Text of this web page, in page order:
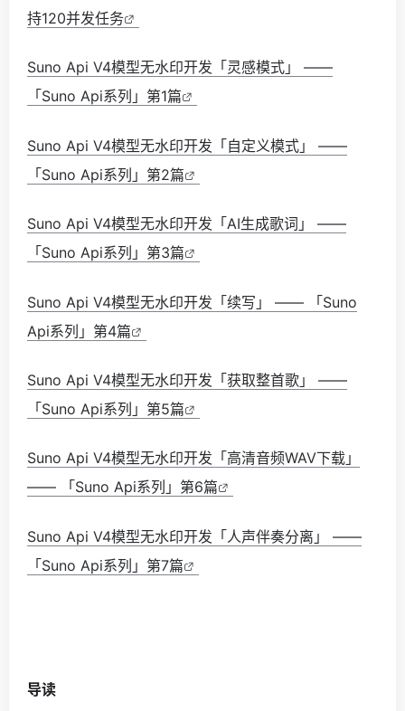
持120并发任务
Suno Api V4模型无水印开发「灵感模式」 ——
「Suno Api系列」第1篇
Suno Api V4模型无水印开发「自定义模式」 ——
「Suno Api系列」第2篇
Suno Api V4模型无水印开发「AI生成歌词」 ——
「Suno Api系列」第3篇
Suno Api V4模型无水印开发「续写」 —— 「Suno
Api系列」第4篇
Suno Api V4模型无水印开发「获取整首歌」 ——
「Suno Api系列」第5篇
Suno Api V4模型无水印开发「高清音频WAV下载」
—— 「Suno Api系列」第6篇
Suno Api V4模型无水印开发「人声伴奏分离」 ——
「Suno Api系列」第7篇
导读